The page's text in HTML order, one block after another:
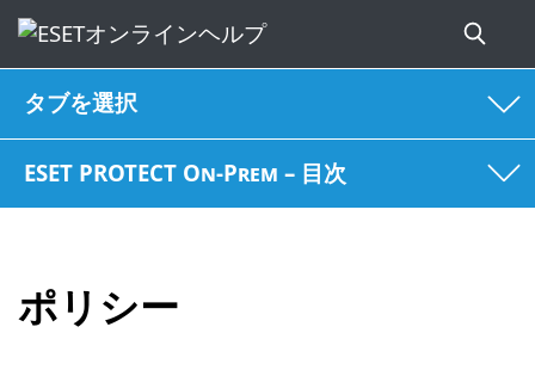
タブを選択
ESET PROTECT On-Prem – 目次
ポリシー